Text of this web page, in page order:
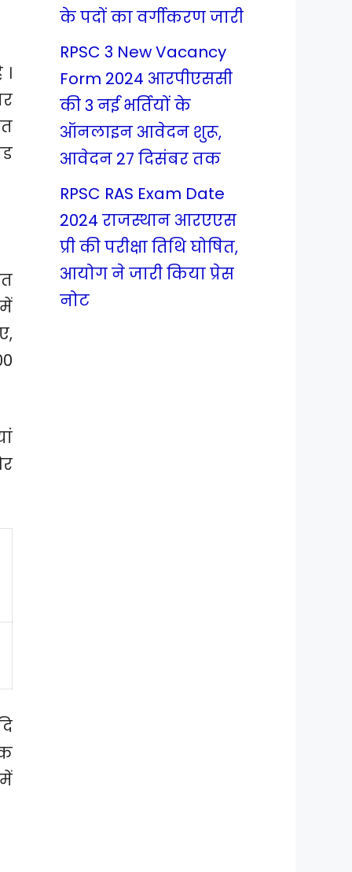
के पदों का वर्गीकरण जारी
RPSC 3 New Vacancy
Form 2024 आरपीएससी
की 3 नई भर्तियों के
ऑनलाइन आवेदन शुरू,
आवेदन 27 दिसंबर तक
RPSC RAS Exam Date
2024 राजस्थान आरएएस
प्री की परीक्षा तिथि घोषित,
आयोग ने जारी किया प्रेस
नोट